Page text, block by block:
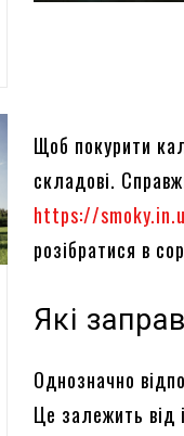
Щоб покурити
складові.
https://
розібратися в
Які
Однозначно
Це залежить від